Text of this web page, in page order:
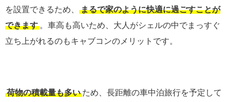
を設置できるため、
まるで家のように快適に過ごすことが
できます 。車高も高いため、大人がシェルの中でまっすぐ
立ち上がれるのもキャブコンのメリットです。
荷物の積載量も多い ため、長距離の車中泊旅行を予定して